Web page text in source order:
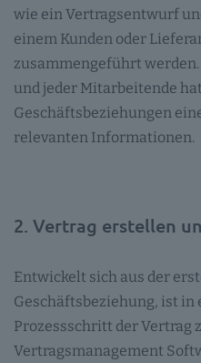
wie ein Vertragsentwurf
einem Kunden oder
zusammengeführt
und jeder Mitarbeitende
Geschäftsbeziehungen
relevanten Informationen.
2. Vertrag erstellen
Entwickelt sich aus der
Geschäftsbeziehung, ist in
Prozessschritt der Vertrag
Vertragsmanagement